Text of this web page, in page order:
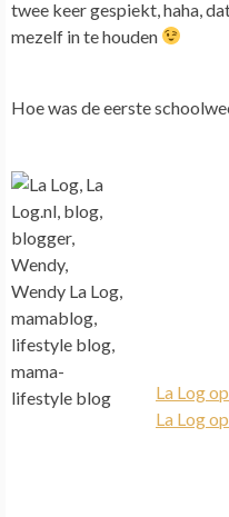
twee keer gespiekt, haha,
mezelf in te houden
Hoe was de eerste
La Log
La Log